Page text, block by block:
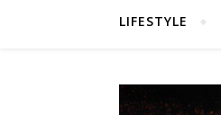
LIFESTYLE